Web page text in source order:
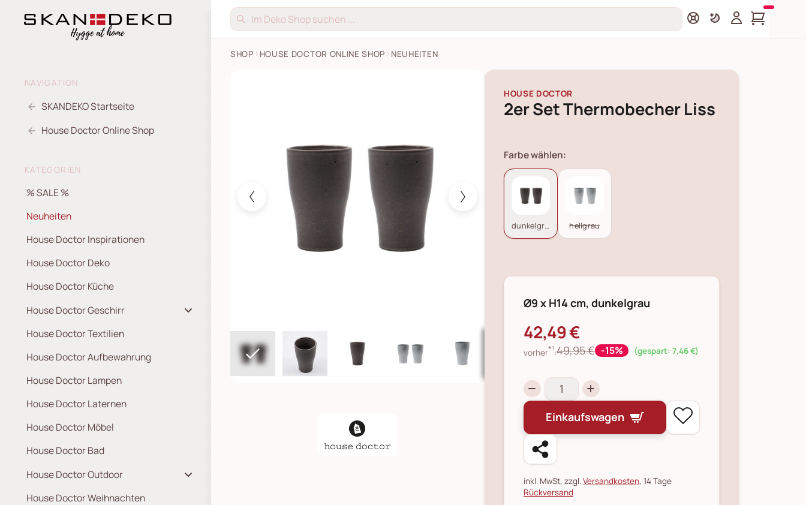
NAVIGATION
SKANDEKO Startseite
House Doctor Online Shop
KATEGORIEN
% SALE %
Neuheiten
House Doctor Inspirationen
House Doctor Deko
House Doctor Küche
House Doctor Geschirr
House Doctor Textilien
House Doctor Aufbewahrung
House Doctor Lampen
House Doctor Laternen
House Doctor Möbel
House Doctor Bad
House Doctor Outdoor
House Doctor Weihnachten
SHOP HOUSE DOCTOR ONLINE SHOP NEUHEITEN
HOUSE DOCTOR
2er Set Thermobecher Liss
Farbe wählen:
dunkelgrau hellgrau
Ø9 x H14 cm, dunkelgrau
42,49 €
vorher*¹:49,95 € -15% (gespart: 7,46 €)
Einkaufswagen
inkl. MwSt, zzgl. Versandkosten, 14 Tage
Rückversand